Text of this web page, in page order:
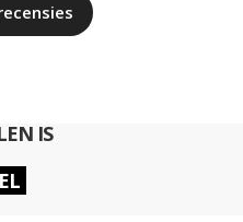
IS